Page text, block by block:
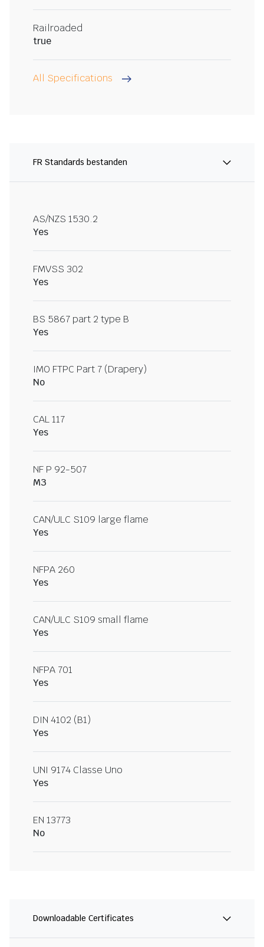
Railroaded
true
All Specifications
FR Standards bestanden
AS/NZS 1530.2
Yes
FMVSS 302
Yes
BS 5867 part 2 type B
Yes
IMO FTPC Part 7 (Drapery)
No
CAL 117
Yes
NF P 92-507
M3
CAN/ULC S109 large flame
Yes
NFPA 260
Yes
CAN/ULC S109 small flame
Yes
NFPA 701
Yes
DIN 4102 (B1)
Yes
UNI 9174 Classe Uno
Yes
EN 13773
No
Downloadable Certificates